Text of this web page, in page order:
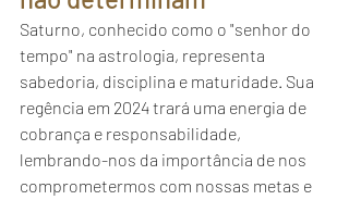
Saturno, conhecido como o "senhor do
tempo" na astrologia, representa
sabedoria, disciplina e maturidade. Sua
regência em 2024 trará uma energia de
cobrança e responsabilidade,
lembrando-nos da importância de nos
comprometermos com nossas metas e